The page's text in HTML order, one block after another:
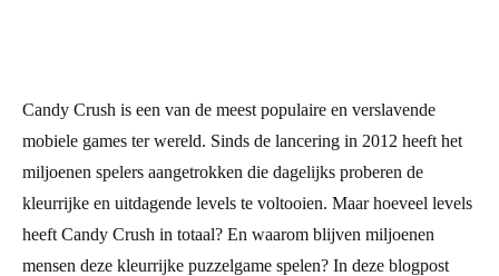
Candy Crush is een van de meest populaire en verslavende
mobiele games ter wereld. Sinds de lancering in 2012 heeft het
miljoenen spelers aangetrokken die dagelijks proberen de
kleurrijke en uitdagende levels te voltooien. Maar hoeveel levels
heeft Candy Crush in totaal? En waarom blijven miljoenen
mensen deze kleurrijke puzzelgame spelen? In deze blogpost